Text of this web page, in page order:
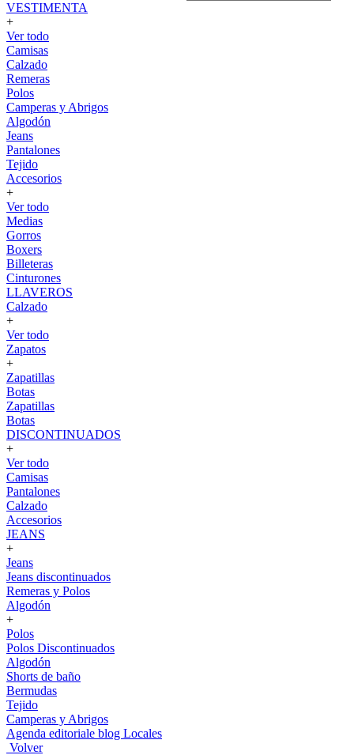
VESTIMENTA
+
Ver todo
Camisas
Calzado
Remeras
Polos
Camperas y Abrigos
Algodón
Jeans
Pantalones
Tejido
Accesorios
+
Ver todo
Medias
Gorros
Boxers
Billeteras
Cinturones
LLAVEROS
Calzado
+
Ver todo
Zapatos
+
Zapatillas
Botas
Zapatillas
Botas
DISCONTINUADOS
+
Ver todo
Camisas
Pantalones
Calzado
Accesorios
JEANS
+
Jeans
Jeans discontinuados
Remeras y Polos
Algodón
+
Polos
Polos Discontinuados
Algodón
Shorts de baño
Bermudas
Tejido
Camperas y Abrigos
Agenda editoriale blog Locales
Volver